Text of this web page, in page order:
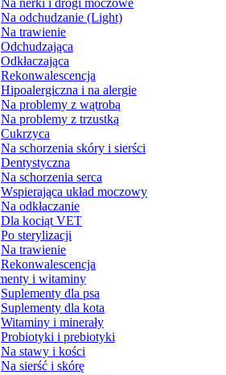
Na nerki i drogi moczowe
Na odchudzanie (Light)
Na trawienie
Odchudzająca
Odkłaczająca
Rekonwalescencja
Hipoalergiczna i na alergie
Na problemy z wątrobą
Na problemy z trzustką
Cukrzyca
Na schorzenia skóry i sierści
Dentystyczna
Na schorzenia serca
Wspierająca układ moczowy
Na odkłaczanie
Dla kociąt VET
Po sterylizacji
Na trawienie
Rekonwalescencja
i witaminy
Suplementy dla psa
Suplementy dla kota
Witaminy i minerały
Probiotyki i prebiotyki
Na stawy i kości
Na sierść i skórę